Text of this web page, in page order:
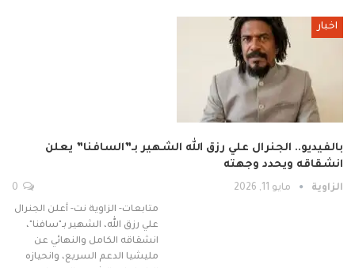
اخبار
بالفيديو.. الجنرال علي رزق الله الشهير بـ”السافنا” يعلن
انشقاقه ويحدد وجهته
الزاوية مايو 11, 2026
متابعات- الزاوية نت- أعلن الجنرال
علي رزق الله، الشهير بـ"سافنا"،
انشقاقه الكامل والنهائي عن
مليشيا الدعم السريع، وانحيازه